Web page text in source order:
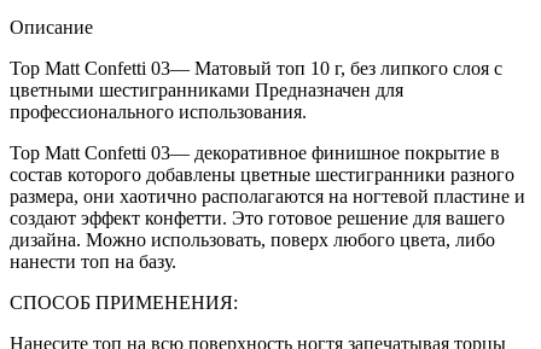
Описание
Тоp Matt Confetti 03— Матовый топ 10 г, без липкого слоя с
цветными шестигранниками Предназначен для
профессионального использования.
Тоp Matt Confetti 03— декоративное финишное покрытие в
состав которого добавлены цветные шестигранники разного
размера, они хаотично располагаются на ногтевой пластине и
создают эффект конфетти. Это готовое решение для вашего
дизайна. Можно использовать, поверх любого цвета, либо
нанести топ на базу.
СПОСОБ ПРИМЕНЕНИЯ:
Нанесите топ на всю поверхность ногтя запечатывая торцы